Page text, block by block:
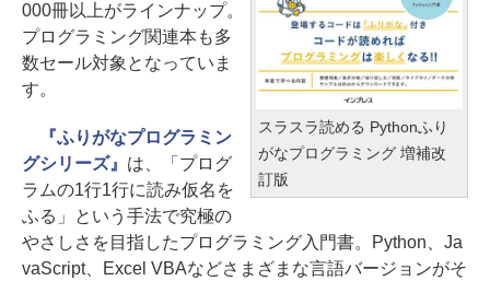
スラスラ読める Pythonふり
がなプログラミング 増補改
訂版
000冊以上がラインナップ。
プログラミング関連本も多
数セール対象となっていま
す。
『ふりがなプログラミン
グシリーズ』 は、「プログ
ラムの1行1行に読み仮名を
ふる」という手法で究極の
やさしさを目指したプログラミング入門書。Python、Ja
vaScript、Excel VBAなどさまざまな言語バージョンがそ